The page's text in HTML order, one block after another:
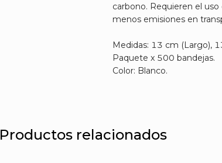
carbono. Requieren el
menos emisiones en
Medidas: 13 cm (Largo),
Paquete x 500 bandejas.
Color: Blanco.
Productos relacionados